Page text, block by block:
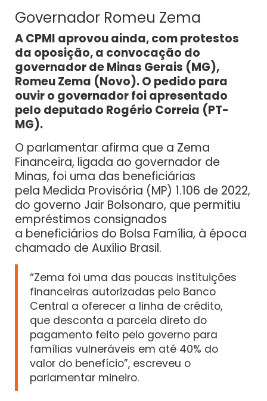
Governador Romeu Zema
A CPMI aprovou ainda, com protestos
da oposição, a convocação do
governador de Minas Gerais (MG),
Romeu Zema (Novo). O pedido para
ouvir o governador foi apresentado
pelo deputado Rogério Correia (PT-
MG).
O parlamentar afirma que a Zema
Financeira, ligada ao governador de
Minas, foi uma das beneficiárias
pela Medida Provisória (MP) 1.106 de 2022,
do governo Jair Bolsonaro, que permitiu
empréstimos consignados
a beneficiários do Bolsa Família, à época
chamado de Auxílio Brasil.
“Zema foi uma das poucas instituições
financeiras autorizadas pelo Banco
Central a oferecer a linha de crédito,
que desconta a parcela direto do
pagamento feito pelo governo para
famílias vulneráveis em até 40% do
valor do benefício”, escreveu o
parlamentar mineiro.